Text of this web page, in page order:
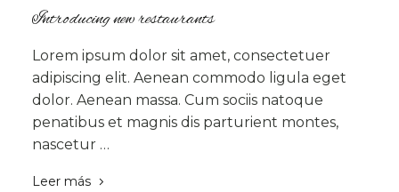
Introducing new restaurants
Lorem ipsum dolor sit amet, consectetuer
adipiscing elit. Aenean commodo ligula eget
dolor. Aenean massa. Cum sociis natoque
penatibus et magnis dis parturient montes,
nascetur …
Leer más